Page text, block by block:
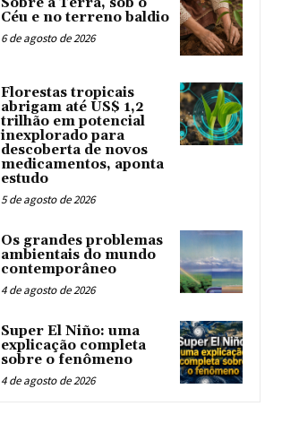
Céu e no terreno baldio
6 de agosto de 2026
Florestas tropicais
abrigam até US$ 1,2
trilhão em potencial
inexplorado para
descoberta de novos
medicamentos, aponta
estudo
5 de agosto de 2026
Os grandes problemas
ambientais do mundo
contemporâneo
4 de agosto de 2026
Super El Niño: uma
explicação completa
sobre o fenômeno
4 de agosto de 2026